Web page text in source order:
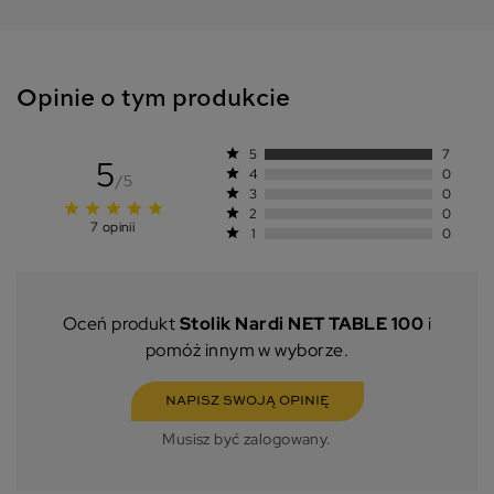
Opinie o tym produkcie
5/5
star star star star star
7 opinii
star 5 7
star 4 0
star 3 0
star 2 0
star 1 0
Oceń produktStolik Nardi NET TABLE 100 i
pomóż innym w wyborze.
NAPISZ SWOJĄ OPINIĘ
Musisz być zalogowany.